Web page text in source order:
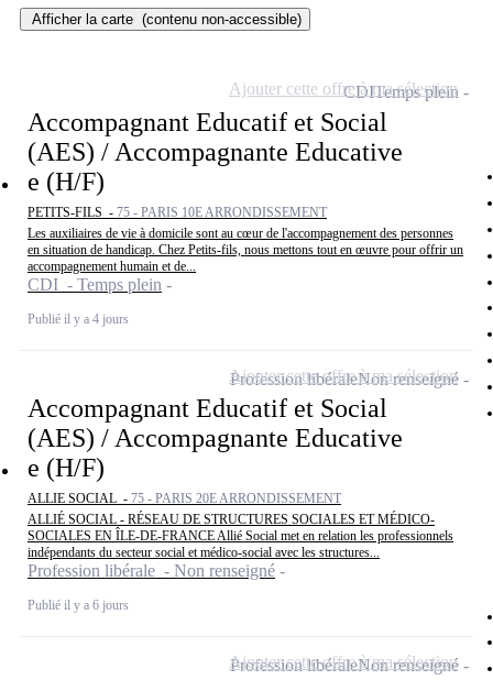
Afficher la carte (contenu non-accessible)
Accompagnant Educatif et Social
(AES) / Accompagnante Educative
e (H/F)
PETITS-FILS - 75 - PARIS 10E ARRONDISSEMENT
Les auxiliaires de vie à domicile sont au cœur de l'accompagnement des personnes
en situation de handicap. Chez Petits-fils, nous mettons tout en œuvre pour offrir un
accompagnement humain et de...
CDI - Temps plein
Publié il y a 4 jours
CDITemps plein
Ajouter cette offre à ma sélection
Accompagnant Educatif et Social
(AES) / Accompagnante Educative
e (H/F)
ALLIE SOCIAL - 75 - PARIS 20E ARRONDISSEMENT
ALLIÉ SOCIAL - RÉSEAU DE STRUCTURES SOCIALES ET MÉDICO-
SOCIALES EN ÎLE-DE-FRANCE Allié Social met en relation les professionnels
indépendants du secteur social et médico-social avec les structures...
Profession libérale - Non renseigné
Publié il y a 6 jours
Profession libéraleNon renseigné
Ajouter cette offre à ma sélection
Profession libéraleNon renseigné
Ajouter cette offre à ma sélection